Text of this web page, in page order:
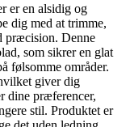
er en alsidig og
dig med at trimme,
præcision. Denne
som sikrer en glat
følsomme områder.
giver dig
dine præferencer,
stil. Produktet er